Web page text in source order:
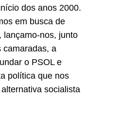
dos anos 2000.
em busca de
lançamo-nos, junto
camaradas, a
o PSOL e
política que nos
socialista